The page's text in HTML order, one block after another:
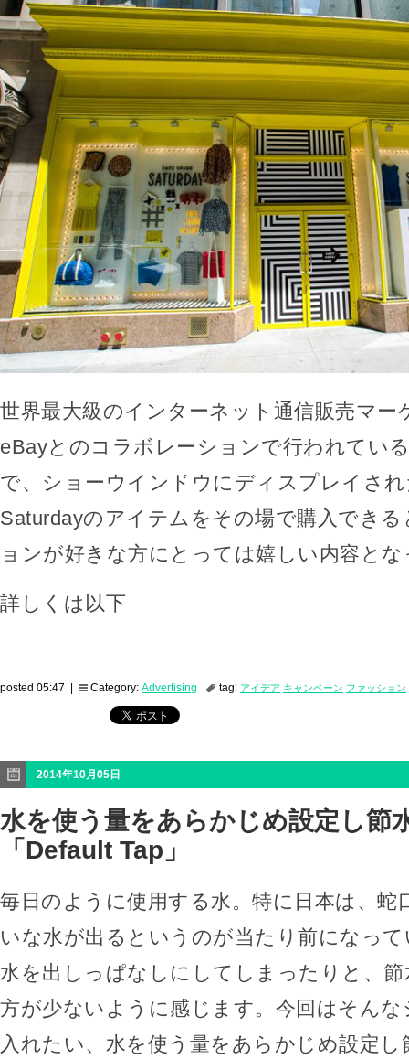
世界最大級のインターネット通信販売マー
eBayとのコラボレーションで行われてい
で、ショーウインドウにディスプレイさ
Saturdayのアイテムをその場で購入でき
ョンが好きな方にとっては嬉しい内容と
詳しくは以下
posted 05:47 | Category: Advertising tag: アイデア キャンペーン ファッション
2014年10月05日
水を使う量をあらかじめ設定し節
「Default Tap」
毎日のように使用する水。特に日本は、蛇
いな水が出るというのが当たり前になっ
水を出しっぱなしにしてしまったりと、
方が少ないように感じます。今回はそん
入れたい、水を使う量をあらかじめ設定し